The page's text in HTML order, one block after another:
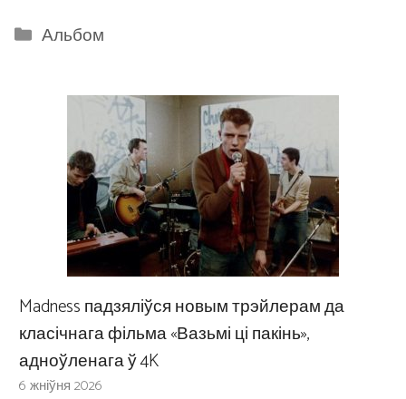
Categories
Альбом
Madness падзяліўся новым трэйлерам да
класічнага фільма «Вазьмі ці пакінь»,
адноўленага ў 4K
6 жніўня 2026